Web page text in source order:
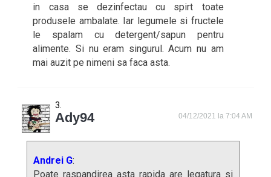
in casa se dezinfectau cu spirt toate
produsele ambalate. Iar legumele si fructele
le spalam cu detergent/sapun pentru
alimente. Si nu eram singurul. Acum nu am
mai auzit pe nimeni sa faca asta.
Ady94 04/12/2021 la 7:04 AM
Andrei G:
Poate raspandirea asta rapida are legatura si